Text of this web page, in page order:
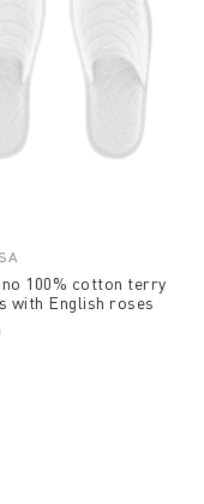
100% cotton terry
with English roses